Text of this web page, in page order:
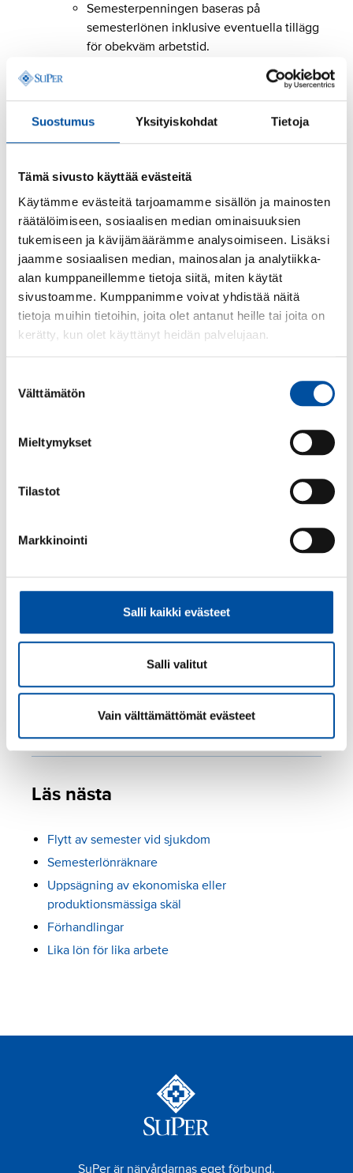
Suostumus Yksityiskohdat Tietoja
Tämä sivusto käyttää evästeitä
Käytämme evästeitä tarjoamamme sisällön ja mainosten
räätälöimiseen, sosiaalisen median ominaisuuksien
tukemiseen ja kävijämäärämme analysoimiseen. Lisäksi
jaamme sosiaalisen median, mainosalan ja analytiikka-
alan kumppaneillemme tietoja siitä, miten käytät
sivustoamme. Kumppanimme voivat yhdistää näitä
tietoja muihin tietoihin, joita olet antanut heille tai joita on
kerätty, kun olet käyttänyt heidän palvelujaan.
valinta
Välttämätön
Mieltymykset
Tilastot
Markkinointi
Salli kaikki evästeet
Salli valitut
Vain välttämättömät evästeet
Semesterpenningen baseras på
semesterlönen inklusive eventuella tillägg
för obekväm arbetstid.
Semesterpenning betalas dock inte ut för
betalas ut i juli, om inte små justeringar av
arbetsgivaren och arbetstagaren.
För detaljer om beräkning och utbetalning av
semesterpenning, kontakta din arbetsgivare eller
fackliga ombud.
Semesterpenning betalas även ut vid avslutning av
anställningen tillsammans medslutlönen, under
vissa förutsättningar. Numera krävs inte längre att
semestern tas ut och att arbetstagaren återvänder till
Byte av semesterpenning
mot ledighet, diskutera först saken med ditt fackliga
Avtal om byte av semesterpenning mot ledighet
och AKTA
Kan komma
I princip kan
överens
överens under
vissa
förutsättningar
Läs nästa
Flytt av semester vid sjukdom
Semesterlönräknare
Uppsägning av ekonomiska eller
produktionsmässiga skäl
Förhandlingar
Lika lön för lika arbete
SuPer är närvårdarnas eget förbund.